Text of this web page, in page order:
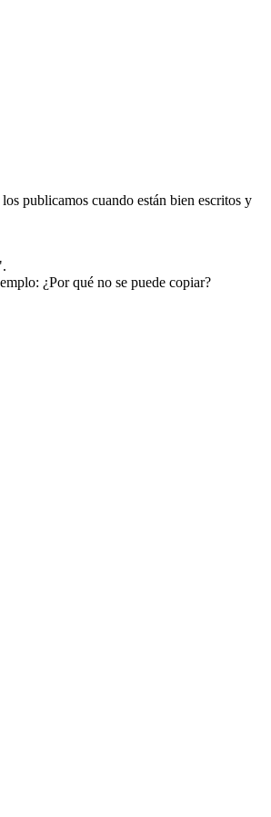
publicamos cuando están bien escritos y
¿Por qué no se puede copiar?